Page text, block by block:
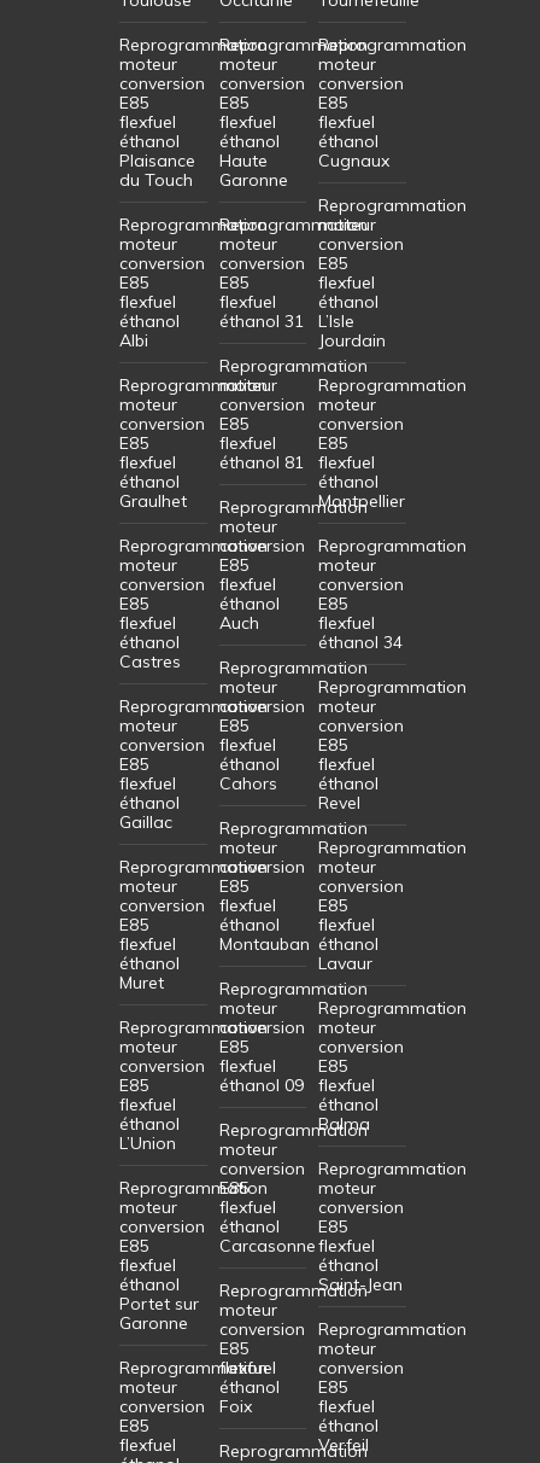
Reprogrammation
moteur
conversion
E85
flexfuel
éthanol
Plaisance
du Touch
Reprogrammation
moteur
conversion
E85
flexfuel
éthanol
Albi
Reprogrammation
moteur
conversion
E85
flexfuel
éthanol
Graulhet
Reprogrammation
moteur
conversion
E85
flexfuel
éthanol
Castres
Reprogrammation
moteur
conversion
E85
flexfuel
éthanol
Gaillac
Reprogrammation
moteur
conversion
E85
flexfuel
éthanol
Muret
Reprogrammation
moteur
conversion
E85
flexfuel
éthanol
L’Union
Reprogrammation
moteur
conversion
E85
flexfuel
éthanol
Portet sur
Garonne
Reprogrammation
moteur
conversion
E85
flexfuel
Reprogrammation
moteur
conversion
E85
flexfuel
éthanol
Haute
Garonne
Reprogrammation
moteur
conversion
E85
flexfuel
éthanol 31
Reprogrammation
moteur
conversion
E85
flexfuel
éthanol 81
Reprogrammation
moteur
conversion
E85
flexfuel
éthanol
Auch
Reprogrammation
moteur
conversion
E85
flexfuel
éthanol
Cahors
Reprogrammation
moteur
conversion
E85
flexfuel
éthanol
Montauban
Reprogrammation
moteur
conversion
E85
flexfuel
éthanol 09
Reprogrammation
moteur
conversion
E85
flexfuel
éthanol
Carcasonne
Reprogrammation
moteur
conversion
E85
flexfuel
éthanol
Foix
Reprogrammation
Reprogrammation
moteur
conversion
E85
flexfuel
éthanol
Cugnaux
Reprogrammation
moteur
conversion
E85
flexfuel
éthanol
L’Isle
Jourdain
Reprogrammation
moteur
conversion
E85
flexfuel
éthanol
Montpellier
Reprogrammation
moteur
conversion
E85
flexfuel
éthanol 34
Reprogrammation
moteur
conversion
E85
flexfuel
éthanol
Revel
Reprogrammation
moteur
conversion
E85
flexfuel
éthanol
Lavaur
Reprogrammation
moteur
conversion
E85
flexfuel
éthanol
Balma
Reprogrammation
moteur
conversion
E85
flexfuel
éthanol
Saint-Jean
Reprogrammation
moteur
conversion
E85
flexfuel
éthanol
Verfeil